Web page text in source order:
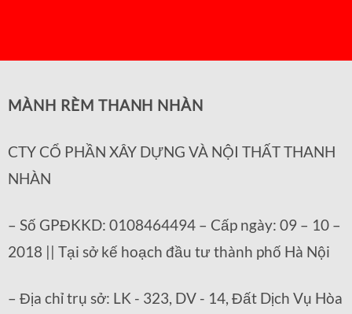
MÀNH RÈM THANH NHÀN
CTY CỔ PHẦN XÂY DỰNG VÀ NỘI THẤT THANH
NHÀN
– Số GPĐKKD: 0108464494 – Cấp ngày: 09 – 10 –
2018 || Tại sở kế hoạch đầu tư thành phố Hà Nội
– Địa chỉ trụ sở: LK - 323, DV - 14, Đất Dịch Vụ Hòa